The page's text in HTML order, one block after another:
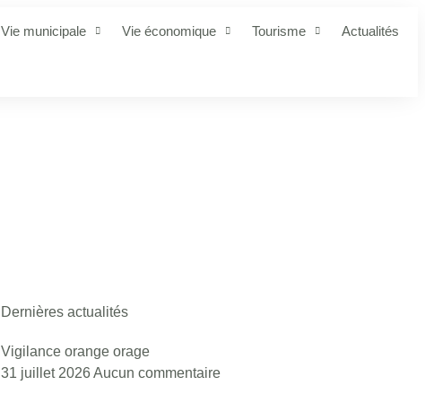
Vie municipale Vie économique Tourisme Actualités
Dernières actualités
Vigilance orange orage
31 juillet 2026Aucun commentaire